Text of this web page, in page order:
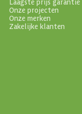
Onze projecten
Onze merken
Zakelijke klanten